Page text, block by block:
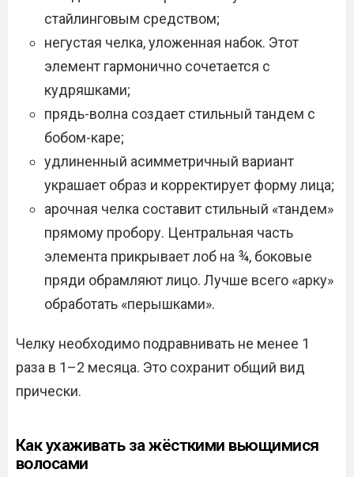
стайлинговым средством;
негустая челка, уложенная набок. Этот
элемент гармонично сочетается с
кудряшками;
прядь-волна создает стильный тандем с
бобом-каре;
удлиненный асимметричный вариант
украшает образ и корректирует форму лица;
арочная челка составит стильный «тандем»
прямому пробору. Центральная часть
элемента прикрывает лоб на ¾, боковые
пряди обрамляют лицо. Лучше всего «арку»
обработать «перышками».
Челку необходимо подравнивать не менее 1
раза в 1–2 месяца. Это сохранит общий вид
прически.
Как ухаживать за жёсткими вьющимися
волосами